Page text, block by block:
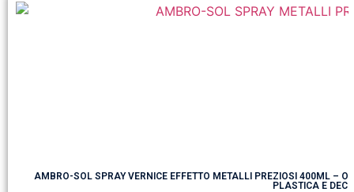
AMBRO-SOL SPRAY VERNICE EFFETTO METALLI PREZIOSI 400ML –
PLASTICA E